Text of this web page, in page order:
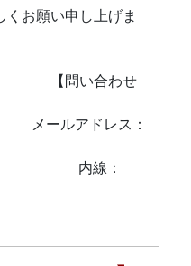
お願い申し上げま
わせ
レス：
：